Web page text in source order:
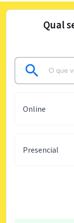
Qual
Online
Presencial